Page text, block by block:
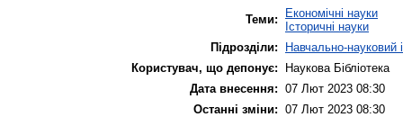
Теми:
Економічні науки
Історичні науки
Підрозділи:
Навчально-науковий
Користувач, що депонує:
Наукова Бібліотека
Дата внесення: 07 Лют 2023 08:30
Останні зміни: 07 Лют 2023 08:30